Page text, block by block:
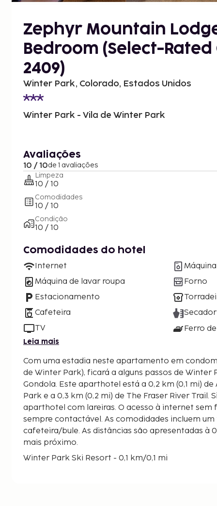
Zephyr Mountain
Bedroom (Select-Rated
2409)
Winter Park, Colorado, Estados Unidos
Winter Park - Vila de Winter Park
Avaliações
10 / 10de 1 avaliações
Limpeza
10 / 10
Comodidades
10 / 10
Condição
10 / 10
Comodidades do hotel
Internet
Máquina de lavar roupa
Estacionamento
Cafeteira
TV
Forno
Ferro
Leia mais
Com uma estadia neste apartamento em
de Winter Park), ficará a alguns passos de Winter
Gondola. Este aparthotel está a 0,2 km (0,1 mi) de Amaze'n Maze Winter
Park e a 0,3 km (0,2 mi) de The Fraser River Trail.
aparthotel com lareiras. O acesso à internet
sempre contactável. As comodidades incluem
cafeteira/bule. As distâncias são apresentadas à
mais próximo.
Winter Park Ski Resort - 0,1 km/0,1 mi